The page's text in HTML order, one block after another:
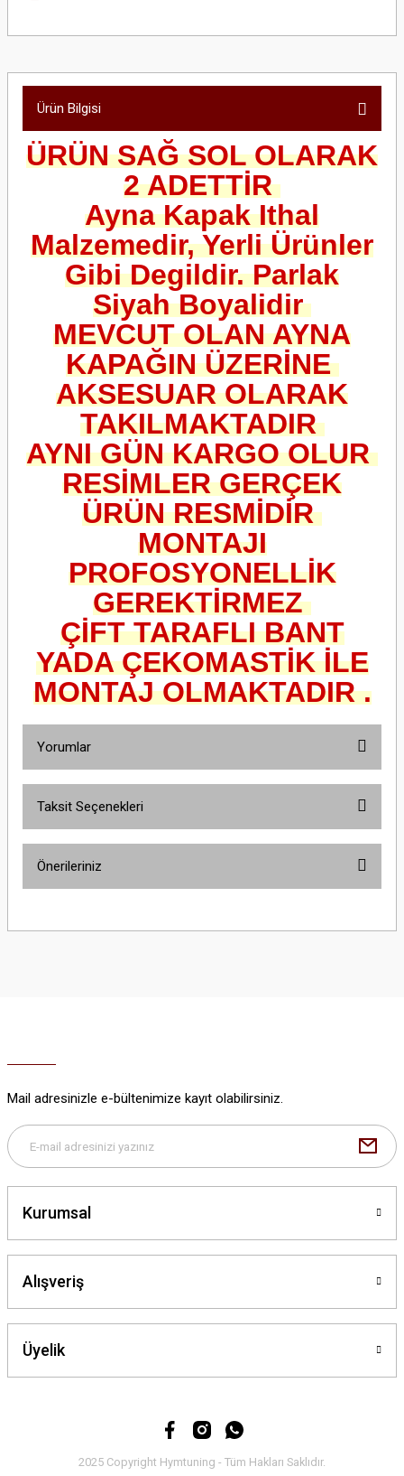
Ürün Bilgisi
ÜRÜN SAĞ SOL OLARAK
2 ADETTİR
Ayna Kapak Ithal
Malzemedir, Yerli Ürünler
Gibi Degildir. Parlak
Siyah Boyalidir
MEVCUT OLAN AYNA
KAPAĞIN ÜZERİNE
AKSESUAR OLARAK
TAKILMAKTADIR
AYNI GÜN KARGO OLUR
RESİMLER GERÇEK
ÜRÜN RESMİDİR
MONTAJI
PROFOSYONELLİK
GEREKTİRMEZ
ÇİFT TARAFLI BANT
YADA ÇEKOMASTİK İLE
MONTAJ OLMAKTADIR .
Yorumlar
Taksit Seçenekleri
Önerileriniz
Bu ürüne benzer farklı alternatifler olmalı.
Mail adresinizle e-bültenimize kayıt olabilirsiniz.
Kurumsal
Alışveriş
Üyelik
2025 Copyright Hymtuning - Tüm Hakları Saklıdır.